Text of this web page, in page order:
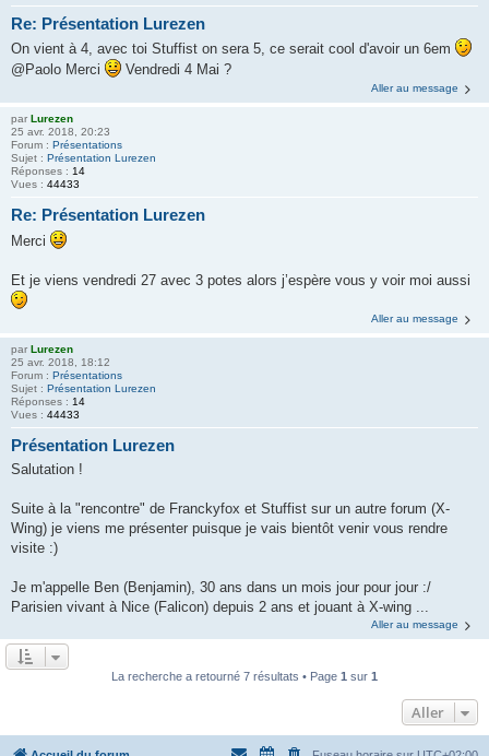
Re: Présentation Lurezen
On vient à 4, avec toi Stuffist on sera 5, ce serait cool d'avoir un 6em
@Paolo Merci
Vendredi 4 Mai ?
Aller au message
par Lurezen
25 avr. 2018, 20:23
Forum : Présentations
Sujet : Présentation Lurezen
Réponses : 14
Vues : 44433
Re: Présentation Lurezen
Merci
Et je viens vendredi 27 avec 3 potes alors j’espère vous y voir moi aussi
Aller au message
par Lurezen
25 avr. 2018, 18:12
Forum : Présentations
Sujet : Présentation Lurezen
Réponses : 14
Vues : 44433
Présentation Lurezen
Salutation !
Suite à la "rencontre" de Franckyfox et Stuffist sur un autre forum (X-
Wing) je viens me présenter puisque je vais bientôt venir vous rendre
visite :)
Je m'appelle Ben (Benjamin), 30 ans dans un mois jour pour jour :/
Parisien vivant à Nice (Falicon) depuis 2 ans et jouant à X-wing ...
Aller au message
La recherche a retourné 7 résultats • Page 1 sur 1
Aller